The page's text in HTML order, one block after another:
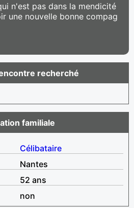
n'est pas dans la mendicité
une nouvelle bonne compag
recherché
familiale
Célibataire
Nantes
52 ans
non